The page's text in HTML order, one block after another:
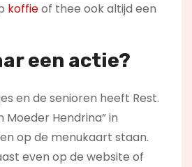
koffieof thee ook altijd een
een actie?
en de senioren heeft Rest.
Moeder Hendrina” in
op de menukaart staan.
even op de website of